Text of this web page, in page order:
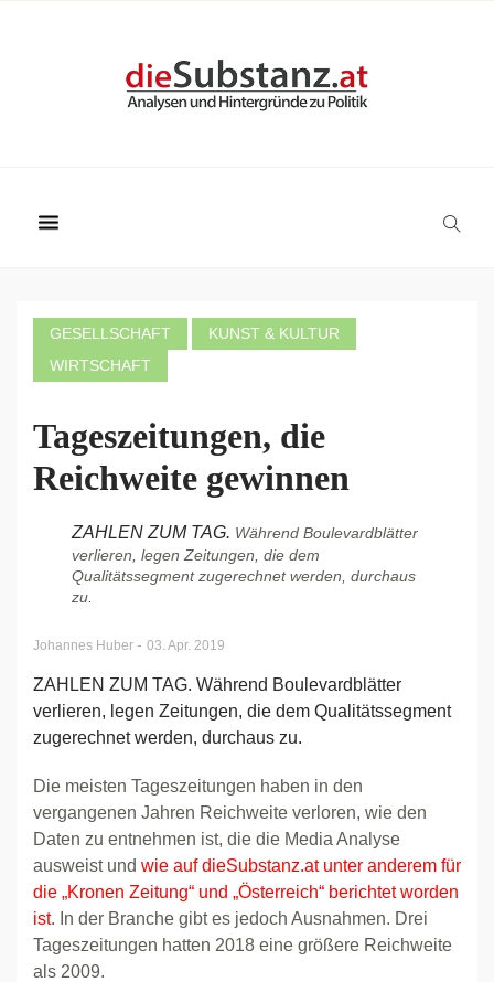
GESELLSCHAFT
KUNST & KULTUR
WIRTSCHAFT
Tageszeitungen, die
Reichweite gewinnen
ZAHLEN ZUM TAG. Während Boulevardblätter
verlieren, legen Zeitungen, die dem
Qualitätssegment zugerechnet werden, durchaus
zu.
Johannes Huber - 03. Apr. 2019
ZAHLEN ZUM TAG. Während Boulevardblätter
verlieren, legen Zeitungen, die dem Qualitätssegment
zugerechnet werden, durchaus zu.
Die meisten Tageszeitungen haben in den
vergangenen Jahren Reichweite verloren, wie den
Daten zu entnehmen ist, die die Media Analyse
ausweist und wie auf dieSubstanz.at unter anderem für
die „Kronen Zeitung“ und „Österreich“ berichtet worden
ist. In der Branche gibt es jedoch Ausnahmen. Drei
Tageszeitungen hatten 2018 eine größere Reichweite
als 2009.